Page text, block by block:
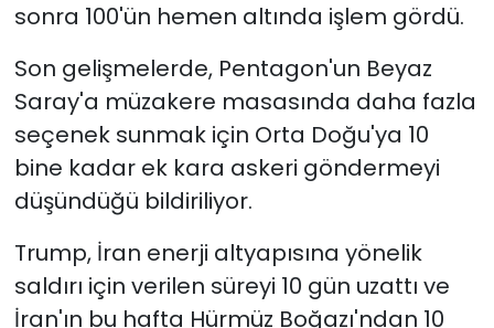
sonra 100'ün hemen altında işlem gördü.
Son gelişmelerde, Pentagon'un Beyaz
Saray'a müzakere masasında daha fazla
seçenek sunmak için Orta Doğu'ya 10
bine kadar ek kara askeri göndermeyi
düşündüğü bildiriliyor.
Trump, İran enerji altyapısına yönelik
saldırı için verilen süreyi 10 gün uzattı ve
İran'ın bu hafta Hürmüz Boğazı'ndan 10